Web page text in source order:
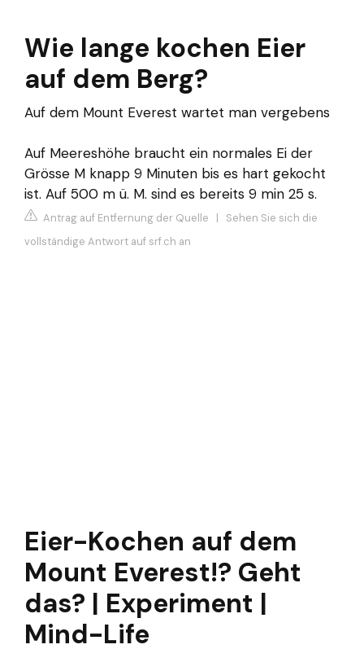
Wie lange kochen Eier
auf dem Berg?
Auf dem Mount Everest wartet man vergebens
Auf Meereshöhe braucht ein normales Ei der
Grösse M knapp 9 Minuten bis es hart gekocht
ist. Auf 500 m ü. M. sind es bereits 9 min 25 s.
Antrag auf Entfernung der Quelle | Sehen Sie sich die
vollständige Antwort auf srf.ch an
Eier-Kochen auf dem
Mount Everest!? Geht
das? | Experiment |
Mind-Life